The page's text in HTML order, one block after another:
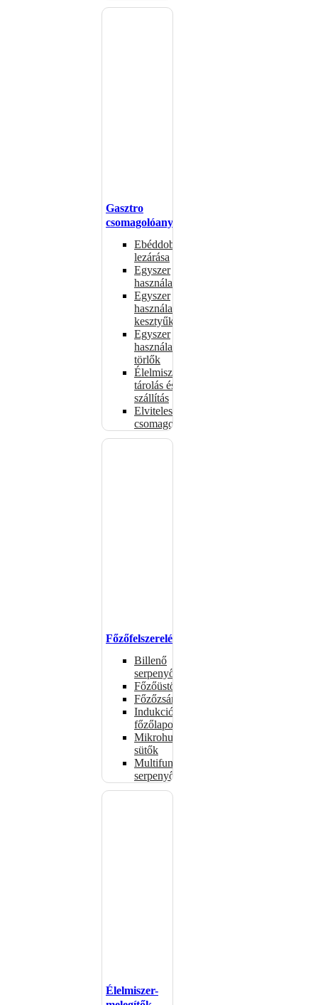
Gasztro
csomagolóanyagok
Ebéddobozok
lezárása
Egyszer
használatos
Egyszer
használatos
kesztyűk
Egyszer
használatos
törlők
Élelmiszer-
tárolás és
szállítás
Elviteles
csomagolóanyagok
Főzőfelszerelések
Billenő
serpenyők
Főzőüstök
Főzőzsámolyok
Indukciós
főzőlapok
Mikrohullámú
sütők
Multifunkciós
serpenyők
Élelmiszer-